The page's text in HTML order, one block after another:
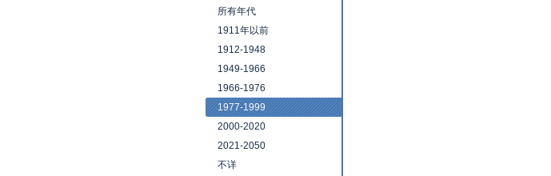
所有年代
1911年以前
1912-1948
1949-1966
1966-1976
1977-1999
2000-2020
2021-2050
不详